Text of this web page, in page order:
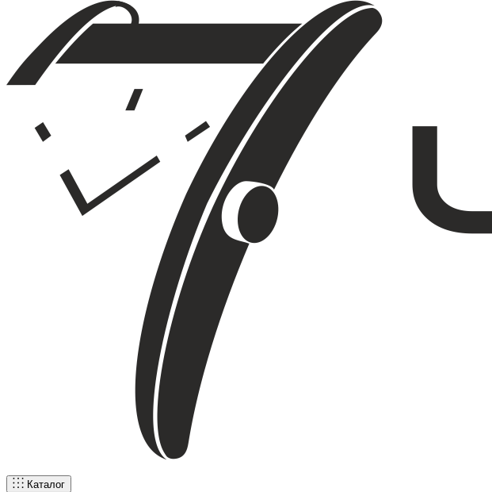
Каталог